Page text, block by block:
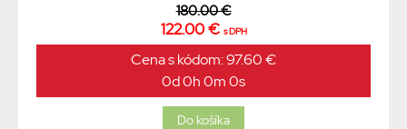
180.00 €
122.00 € s DPH
Cena s kódom: 97.60 €
0d 0h 0m 0s